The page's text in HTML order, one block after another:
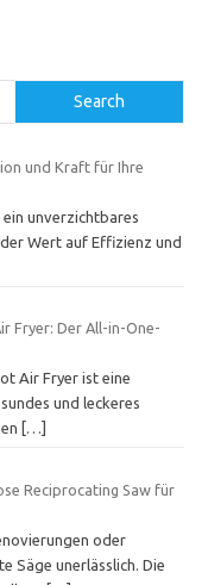
Search
und Kraft für Ihre
ein unverzichtbares
Wert auf Effizienz und
Fryer: Der All-in-One-
Air Fryer ist eine
und leckeres
[…]
Reciprocating Saw für
oder
Säge unerlässlich. Die